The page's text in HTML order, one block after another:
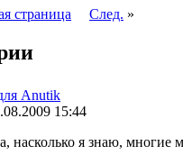
страница След. »
15:44
насколько я знаю, многие